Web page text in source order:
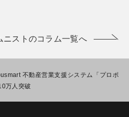
ニストのコラム一覧へ
不動産営業支援システム「プロポ
万人突破